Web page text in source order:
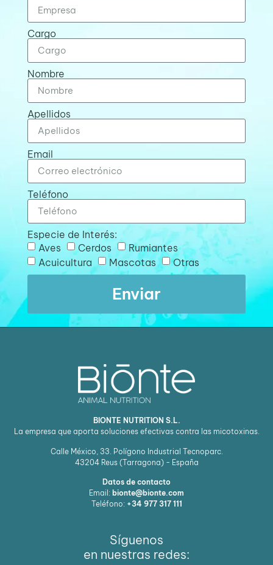
Cargo
Nombre
Apellidos
Email
Teléfono
Especie de Interés:
Aves
Cerdos
Rumiantes
Acuicultura
Mascotas Otras
Enviar
BIONTE NUTRITION S.L.
La empresa que aporta soluciones efectivas contra las micotoxinas.
Calle México, 33. Polígono Industrial Tecnoparc.
43204 Reus (Tarragona) - España
Datos de contacto
Email: bionte@bionte.com
Teléfono: +34 977 317 111
Síguenos
en nuestras redes: